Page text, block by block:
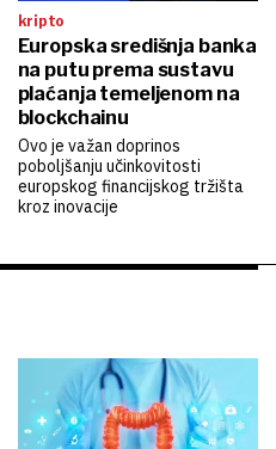
kripto
Europska središnja banka
na putu prema sustavu
plaćanja temeljenom na
blockchainu
Ovo je važan doprinos
poboljšanju učinkovitosti
europskog financijskog tržišta
kroz inovacije